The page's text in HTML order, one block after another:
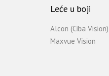
Leće u boji
Alcon (Ciba Vision)
Maxvue Vision